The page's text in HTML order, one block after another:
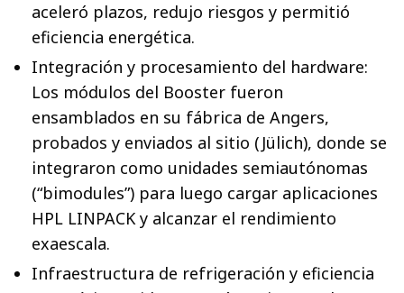
aceleró plazos, redujo riesgos y permitió
eficiencia energética.
Integración y procesamiento del hardware:
Los módulos del Booster fueron
ensamblados en su fábrica de Angers,
probados y enviados al sitio (Jülich), donde se
integraron como unidades semiautónomas
(“bimodules”) para luego cargar aplicaciones
HPL LINPACK y alcanzar el rendimiento
exaescala.
Infraestructura de refrigeración y eficiencia